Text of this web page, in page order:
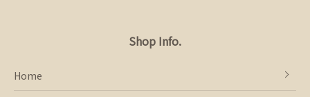
Shop Info.
Home